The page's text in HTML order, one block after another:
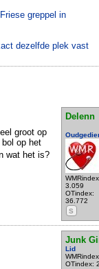
greppel in
dezelfde plek vast
Delenn
3.059
OTindex:
36.772
S
groot op
op het
wat het is?
Junk
Lid
OTindex: